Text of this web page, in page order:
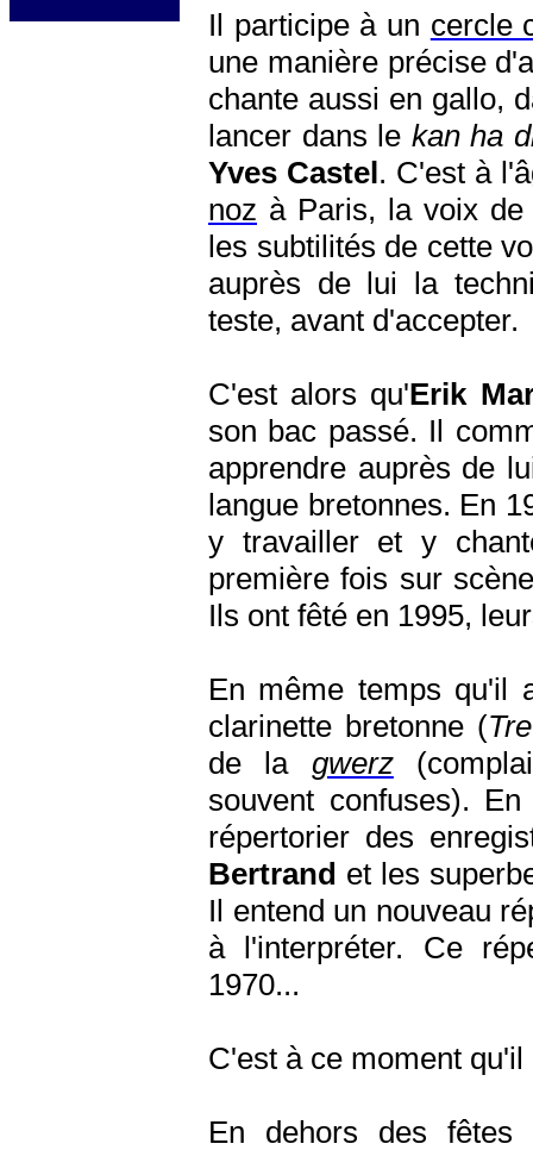
Il participe à un cercle
une manière précise
chante aussi en gallo,
lancer dans le kan ha
Yves Castel . C'est à
noz à Paris, la voix
les subtilités de cette
auprès de lui la
teste, avant d'accepter.
C'est alors qu'Erik
son bac passé. Il
apprendre auprès de
langue bretonnes. En
y travailler et y
première fois sur
Ils ont fêté en 1995,
En même temps qu'il
clarinette bretonne (
de la gwerz
souvent confuses).
répertorier des
Bertrand et les
Il entend un nouveau
à l'interpréter. Ce
1970...
C'est à ce moment
En dehors des